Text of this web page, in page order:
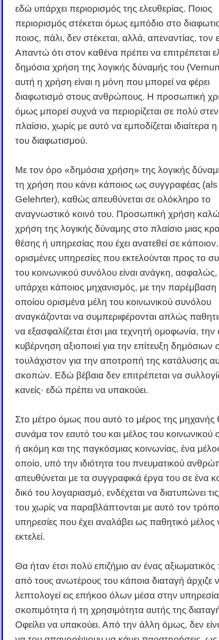
εδώ υπάρχει περιορισμός της ελευθερίας. Ποιος
περιορισμός στέκεται όμως εμπόδιο στο
ποιος, πάλι, δεν στέκεται, αλλά, απεναντίας, τον
Απαντώ ότι στον καθένα πρέπει να επιτρέπεται
δημόσια χρήση της λογικής δύναμής του
αυτή η χρήση είναι η μόνη που μπορεί να φέρει
διαφωτισμό στους ανθρώπους. Η προσωπική
όμως μπορεί συχνά να περιορίζεται σε πολύ
πλαίσιο, χωρίς με αυτό να εμποδίζεται ιδιαίτερα
του διαφωτισμού.
Με τον όρο «δημόσια χρήση» της λογικής
τη χρήση που κάνει κάποιος ως συγγραφέας (als
Gelehrter), καθώς απευθύνεται σε ολόκληρο το
αναγνωστικό κοινό του. Προσωπική χρήση
χρήση της λογικής δύναμης στο πλαίσιο μιας
θέσης ή υπηρεσίας που έχει ανατεθεί σε
ορισμένες υπηρεσίες που εκτελούνται προς το
του κοινωνικού συνόλου είναι ανάγκη,
υπάρχει κάποιος μηχανισμός, με την παρέμβαση
οποίου ορισμένα μέλη του κοινωνικού συνόλου
αναγκάζονται να συμπεριφέρονται απλώς
να εξασφαλίζεται έτσι μια τεχνητή ομοφωνία,
κυβέρνηση αξιοποιεί για την επίτευξη
τουλάχιστον για την αποτροπή της κατάλυσης
σκοπών. Εδώ βέβαια δεν επιτρέπεται να
κανείς· εδώ πρέπει να υπακούει.
Στο μέτρο όμως που αυτό το μέρος της μηχανής
συνάμα τον εαυτό του και μέλος του κοινωνικού
ή ακόμη και της παγκόσμιας κοινωνίας, ένα
οποίο, υπό την ιδιότητα του πνευματικού
απευθύνεται με τα συγγραφικά έργα του σε ένα
δικό του λογαριασμό, ενδέχεται να διατυπώνει
του χωρίς να παραβλάπτονται με αυτό τον τρόπο
υπηρεσίες που έχει αναλάβει ως παθητικό μέλος
εκτελεί.
Θα ήταν έτσι πολύ επιζήμιο αν ένας
από τους ανωτέρους του κάποια διαταγή άρχιζε
λεπτολογεί εις επήκοο όλων μέσα στην υπηρεσία
σκοπιμότητα ή τη χρησιμότητα αυτής της
Οφείλει να υπακούει. Από την άλλη όμως, δεν